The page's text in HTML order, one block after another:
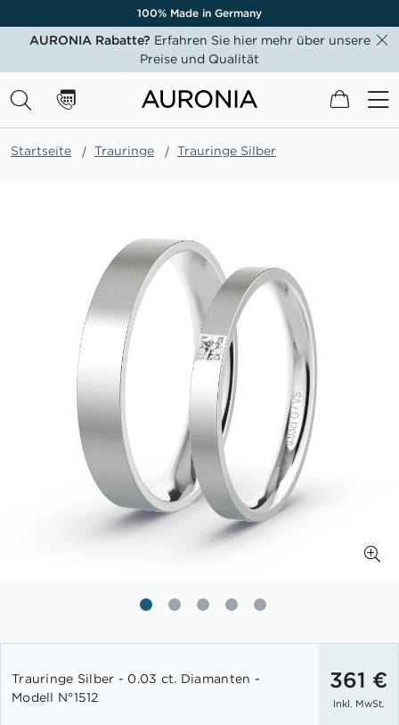
100% Made in Germany
AURONIA Rabatte? Erfahren Sie hier mehr über unsere
Preise und Qualität
Mein
Startseite Trauringe Trauringe Silber
der
Bildgalerie
Trauringe Silber - 0.03 ct. Diamanten -
Modell N°1512
361 €
Inkl. MwSt.